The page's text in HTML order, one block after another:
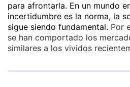
para afrontarla. En un mundo
incertidumbre es la norma, la
sigue siendo fundamental. Por
se han comportado los
similares a los vividos